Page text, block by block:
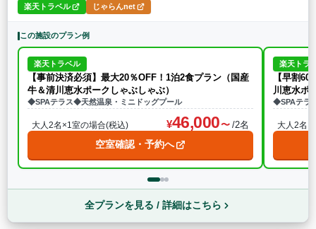
楽天トラベル じゃらんnet
この施設のプラン例
楽天トラベル
【事前決済必須】最大20％OFF！1泊2食プラン（国産
牛＆清川恵水ポークしゃぶしゃぶ）
◆SPAテラス◆天然温泉・ミニドッグプール
大人2名×1室の場合(税込) 46,000 /2名
空室確認・予約へ
楽天トラ
【早割
川恵水ポ
◆SPAテラ
大人2名
全プランを見る / 詳細はこちら